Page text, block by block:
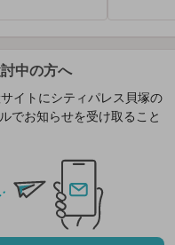
中の方へ
イトにシティパレス貝塚の
でお知らせを受け取ること